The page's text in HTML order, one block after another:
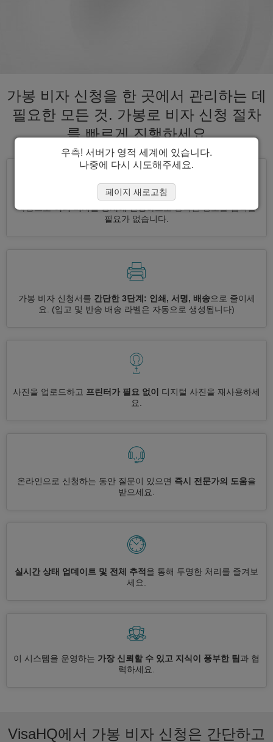
가봉 비자 신청을 한 곳에서 관리하는 데
필요한 모든 것. 가봉로 비자 신청 절차
를 빠르게 진행하세요
자동으로여러 비자를 동시에 신청하므로 중복된 정보를 입력할
필요가 없습니다.
가봉 비자 신청서를 간단한 3단계: 인쇄, 서명, 배송으로 줄이세
요.
(입고 및 반송 배송 라벨은 자동으로 생성됩니다)
사진을 업로드하고 프린터가 필요 없이
디지털 사진을 재사용하세
요.
온라인으로 신청하는 동안 질문이 있으면 즉시 전문가의 도움을
받으세요.
실시간 상태 업데이트 및 전체 추적 을 통해 투명한 처리를 즐겨보
세요.
이 시스템을 운영하는 가장 신뢰할 수 있고 지식이 풍부한 팀 과 협
력하세요.
VisaHQ에서 가봉 비자 신청은 간단하고
우측! 서버가 영적 세계에 있습니다.
나중에 다시 시도해주세요.
페이지 새로고침